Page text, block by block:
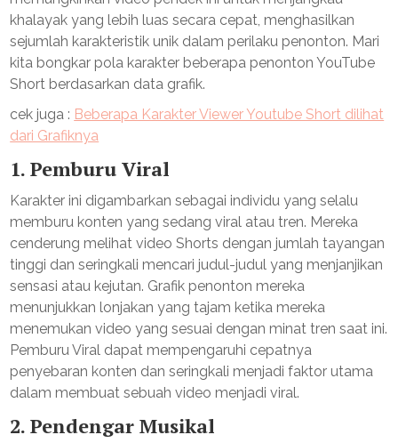
khalayak yang lebih luas secara cepat, menghasilkan
sejumlah karakteristik unik dalam perilaku penonton. Mari
kita bongkar pola karakter beberapa penonton YouTube
Short berdasarkan data grafik.
cek juga : Beberapa Karakter Viewer Youtube Short dilihat
dari Grafiknya
1.Pemburu Viral
Karakter ini digambarkan sebagai individu yang selalu
memburu konten yang sedang viral atau tren. Mereka
cenderung melihat video Shorts dengan jumlah tayangan
tinggi dan seringkali mencari judul-judul yang menjanjikan
sensasi atau kejutan. Grafik penonton mereka
menunjukkan lonjakan yang tajam ketika mereka
menemukan video yang sesuai dengan minat tren saat ini.
Pemburu Viral dapat mempengaruhi cepatnya
penyebaran konten dan seringkali menjadi faktor utama
dalam membuat sebuah video menjadi viral.
2.Pendengar Musikal